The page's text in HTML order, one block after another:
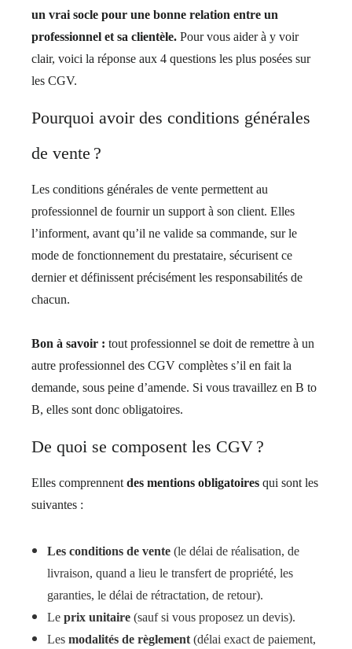
un vrai socle pour une bonne relation entre un
professionnel et sa clientèle. Pour vous aider à y voir
clair, voici la réponse aux 4 questions les plus posées sur
les CGV.
Pourquoi avoir des conditions générales
de vente ?
Les conditions générales de vente permettent au
professionnel de fournir un support à son client. Elles
l’informent, avant qu’il ne valide sa commande, sur le
mode de fonctionnement du prestataire, sécurisent ce
dernier et définissent précisément les responsabilités de
chacun.
Bon à savoir : tout professionnel se doit de remettre à un
autre professionnel des CGV complètes s’il en fait la
demande, sous peine d’amende. Si vous travaillez en B to
B, elles sont donc obligatoires.
De quoi se composent les CGV ?
Elles comprennent des mentions obligatoires qui sont les
suivantes :
Les conditions de vente (le délai de réalisation, de
livraison, quand a lieu le transfert de propriété, les
garanties, le délai de rétractation, de retour).
Le prix unitaire (sauf si vous proposez un devis).
Les modalités de règlement (délai exact de paiement,